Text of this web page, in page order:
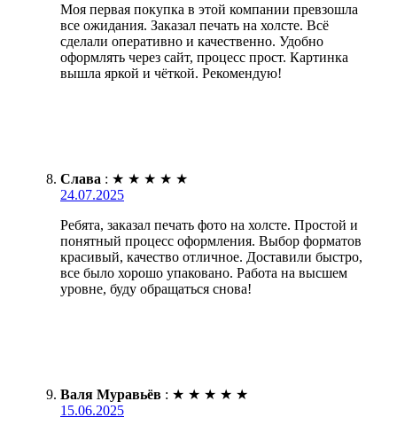
Моя первая покупка в этой компании превзошла
все ожидания. Заказал печать на холсте. Всё
сделали оперативно и качественно. Удобно
оформлять через сайт, процесс прост. Картинка
вышла яркой и чёткой. Рекомендую!
Слава : ★ ★ ★ ★ ★
24.07.2025
Ребята, заказал печать фото на холсте. Простой и
понятный процесс оформления. Выбор форматов
красивый, качество отличное. Доставили быстро,
все было хорошо упаковано. Работа на высшем
уровне, буду обращаться снова!
Валя Муравьёв : ★ ★ ★ ★ ★
15.06.2025